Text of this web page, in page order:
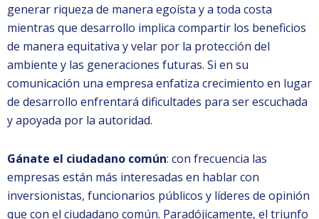
generar riqueza de manera egoísta y a toda costa
mientras que desarrollo implica compartir los beneficios
de manera equitativa y velar por la protección del
ambiente y las generaciones futuras. Si en su
comunicación una empresa enfatiza crecimiento en lugar
de desarrollo enfrentará dificultades para ser escuchada
y apoyada por la autoridad.
Gánate el ciudadano común: con frecuencia las
empresas están más interesadas en hablar con
inversionistas, funcionarios públicos y líderes de opinión
que con el ciudadano común. Paradójicamente, el triunfo